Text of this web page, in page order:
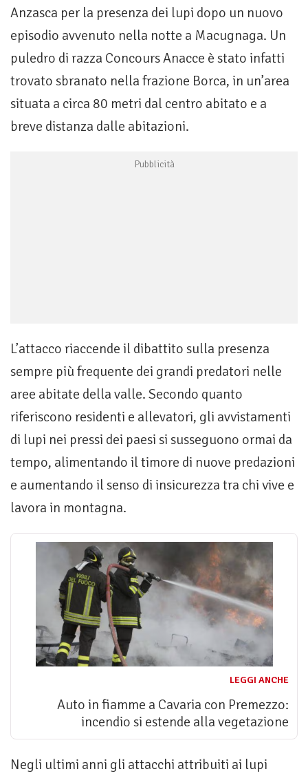
Anzasca per la presenza dei lupi dopo un nuovo
episodio avvenuto nella notte a Macugnaga. Un
puledro di razza Concours Anacce è stato infatti
trovato sbranato nella frazione Borca, in un’area
situata a circa 80 metri dal centro abitato e a
breve distanza dalle abitazioni.
L’attacco riaccende il dibattito sulla presenza
sempre più frequente dei grandi predatori nelle
aree abitate della valle. Secondo quanto
riferiscono residenti e allevatori, gli avvistamenti
di lupi nei pressi dei paesi si susseguono ormai da
tempo, alimentando il timore di nuove predazioni
e aumentando il senso di insicurezza tra chi vive e
lavora in montagna.
LEGGI ANCHE
Auto in fiamme a Cavaria con Premezzo:
incendio si estende alla vegetazione
Negli ultimi anni gli attacchi attribuiti ai lupi